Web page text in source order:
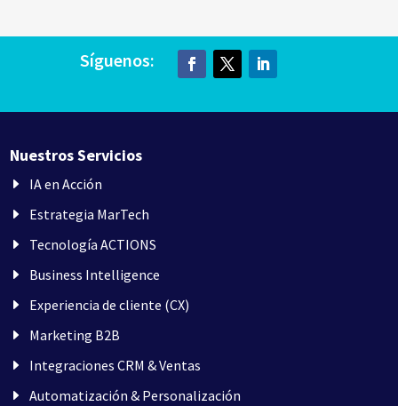
Síguenos:
Nuestros Servicios
IA en Acción
Estrategia MarTech
Tecnología ACTIONS
Business Intelligence
Experiencia de cliente (CX)
Marketing B2B
Integraciones CRM & Ventas
Automatización & Personalización